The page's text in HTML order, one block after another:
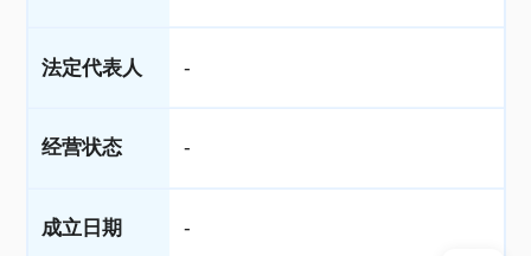
法定代表人 -
经营状态 -
成立日期 -